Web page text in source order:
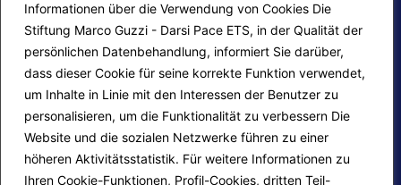
Informationen über die Verwendung von Cookies Die
Stiftung Marco Guzzi - Darsi Pace ETS, in der Qualität der
persönlichen Datenbehandlung, informiert Sie darüber,
dass dieser Cookie für seine korrekte Funktion verwendet,
um Inhalte in Linie mit den Interessen der Benutzer zu
personalisieren, um die Funktionalität zu verbessern Die
Website und die sozialen Netzwerke führen zu einer
höheren Aktivitätsstatistik. Für weitere Informationen zu
Ihren Cookie-Funktionen, Profil-Cookies, dritten Teil-
F.A.Q.
Mappa del sito Calendario corsi